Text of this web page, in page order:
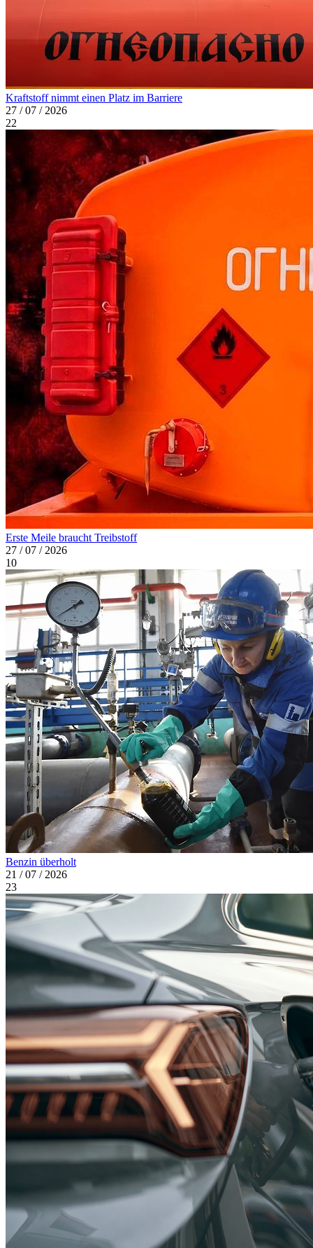
Kraftstoff nimmt einen Platz im Barriere
27 / 07 / 2026
22
Erste Meile braucht Treibstoff
27 / 07 / 2026
10
Benzin überholt
21 / 07 / 2026
23